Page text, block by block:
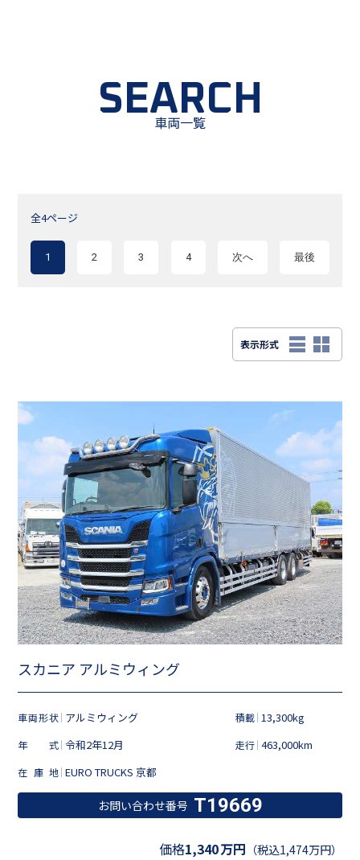
SEARCH
車両一覧
全4ページ
1 2 3 4 次へ 最後
スカニア アルミウィング
車両形状 アルミウィング 積載 13,300kg
年式 令和2年12月 走行 463,000km
在庫地 EURO TRUCKS 京都
お問い合わせ番号 T19669
価格1,340万円 （税込1,474万円）